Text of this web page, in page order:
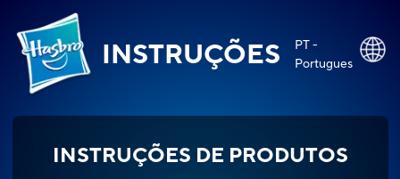
INSTRUÇÕES
PT -
Portugues
INSTRUÇÕES DE PRODUTOS